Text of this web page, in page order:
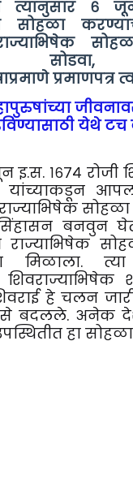
६
सोहळा
प्रमाणपत्र
येथे
इ.स. १६७४ रोजी
यांच्याकडून
सोहळा
बनवुन
राज्याभिषेक
मिळाला. त्या
हे चलन
बदलले. अनेक
हा